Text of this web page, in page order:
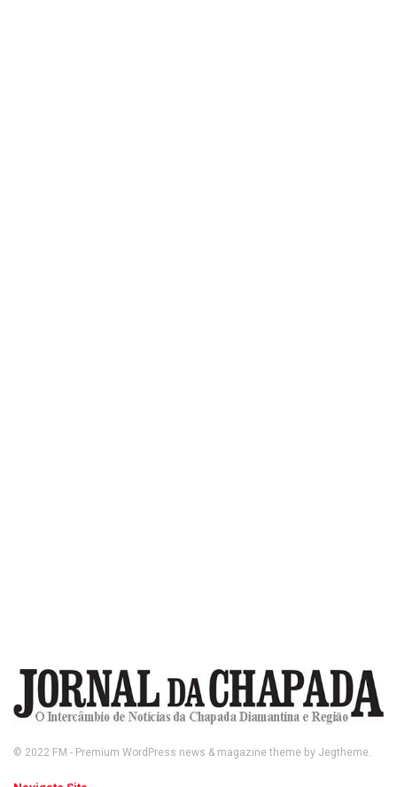
© 2022 FM - Premium WordPress news & magazine theme by Jegtheme.